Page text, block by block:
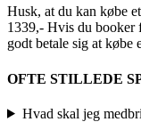
Husk, at du kan købe
1339,- Hvis du booker
godt betale sig at købe
OFTE STILLEDE
Hvad skal jeg